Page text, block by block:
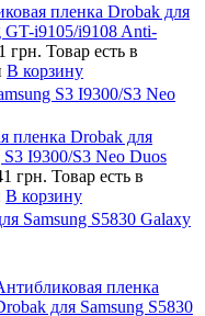
пленка Drobak для
GT-i9105/i9108 Anti-
грн. Товар есть в
В корзину
S3 I9300/S3 Neo
пленка Drobak для
S3 I9300/S3 Neo Duos
грн. Товар есть в
В корзину
Samsung S5830 Galaxy
пленка
для Samsung S5830